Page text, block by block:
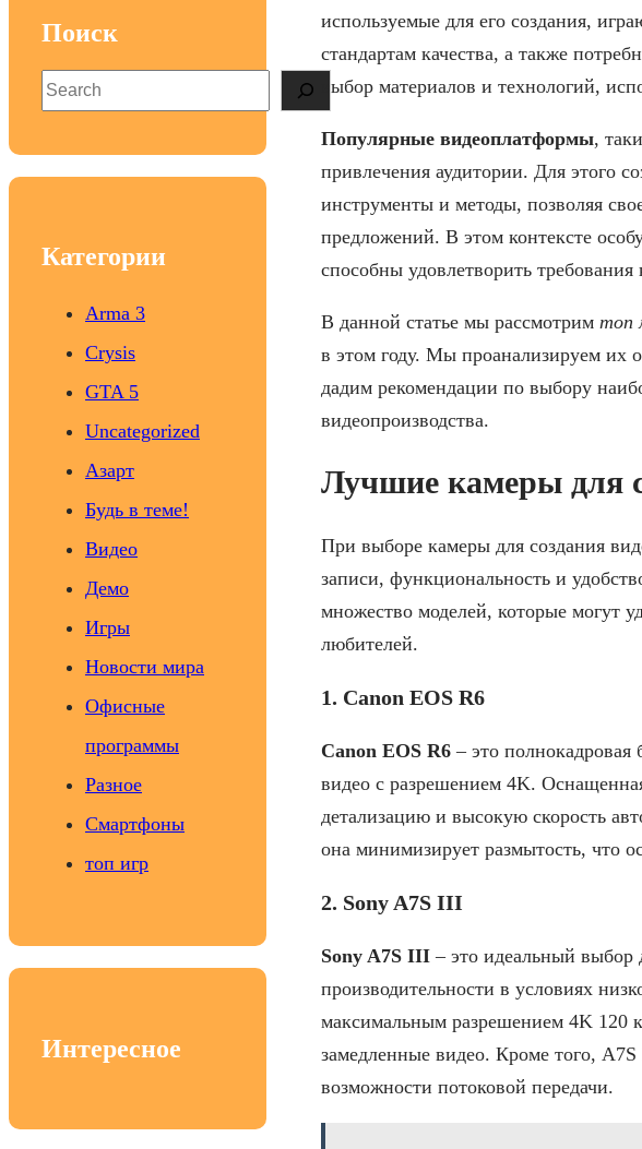
Поиск
S
e
Категории
Arma 3
Crysis
GTA 5
Uncategorized
Азарт
Будь в теме!
Видео
Демо
Игры
Новости мира
Офисные
программы
Разное
Смартфоны
топ игр
Интересное
используемые для его создания,
стандартам качества, а также
выбор материалов и технологий,
Популярные видеоплатформы,
привлечения аудитории. Для этого
инструменты и методы, позволяя
предложений. В этом контексте
способны удовлетворить требования
В данной статье мы рассмотрим топ
в этом году. Мы проанализируем их
дадим рекомендации по выбору
видеопроизводства.
Лучшие камеры для
При выборе камеры для создания
записи, функциональность и
множество моделей, которые могут
любителей.
1. Canon EOS R6
Canon EOS R6– это полнокадровая
видео с разрешением 4K.
детализацию и высокую скорость
она минимизирует размытость, что
2. Sony A7S III
Sony A7S III– это идеальный выбор
производительности в условиях
максимальным разрешением 4K 120
замедленные видео. Кроме того,
возможности потоковой передачи.